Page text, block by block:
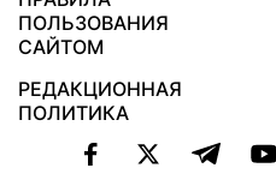
ПОЛЬЗОВАНИЯ
САЙТОМ
РЕДАКЦИОННАЯ
ПОЛИТИКА